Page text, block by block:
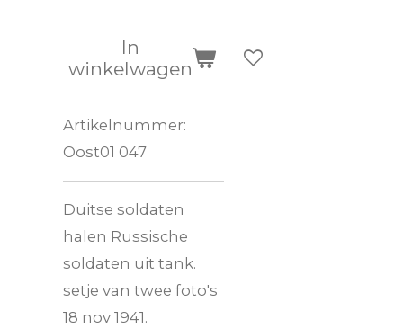
In
winkelwagen
Artikelnummer:
Oost01 047
Duitse soldaten
halen Russische
soldaten uit tank.
setje van twee foto's
18 nov 1941.